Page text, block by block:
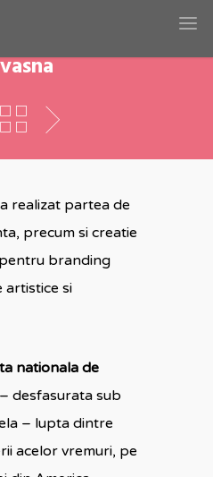
realizat partea de
precum si creatie
branding
artistice si
nationala de
– desfasurata sub
– lupta dintre
acelor vremuri, pe